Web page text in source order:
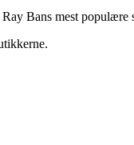
Bans mest